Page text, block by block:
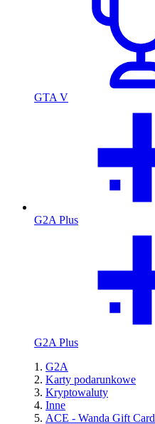
GTA V
G2A Plus
G2A Plus
G2A
Karty podarunkowe
Kryptowaluty
Inne
ACE - Wanda Gift Card